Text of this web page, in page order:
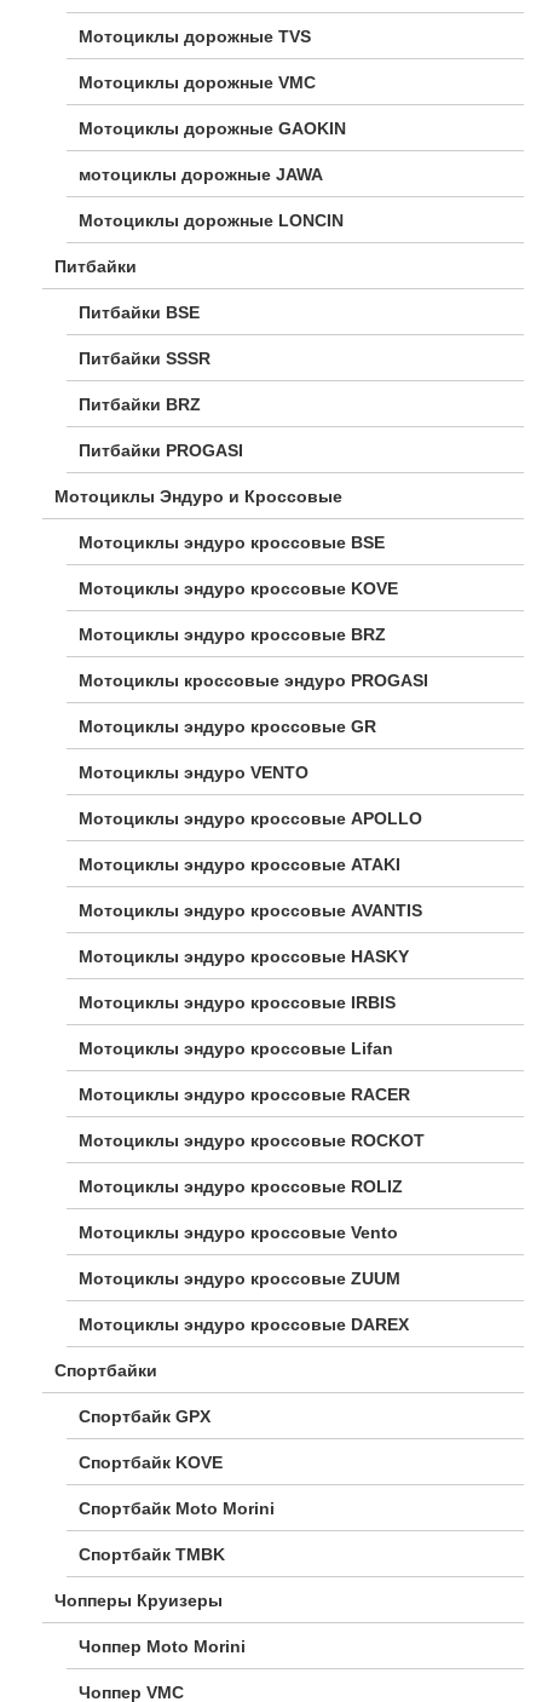
Мотоциклы дорожные TVS
Мотоциклы дорожные VMC
Мотоциклы дорожные GAOKIN
мотоциклы дорожные JAWA
Мотоциклы дорожные LONCIN
Питбайки
Питбайки BSE
Питбайки SSSR
Питбайки BRZ
Питбайки PROGASI
Мотоциклы Эндуро и Кроссовые
Мотоциклы эндуро кроссовые BSE
Мотоциклы эндуро кроссовые KOVE
Мотоциклы эндуро кроссовые BRZ
Мотоциклы кроссовые эндуро PROGASI
Мотоциклы эндуро кроссовые GR
Мотоциклы эндуро VENTO
Мотоциклы эндуро кроссовые APOLLO
Мотоциклы эндуро кроссовые ATAKI
Мотоциклы эндуро кроссовые AVANTIS
Мотоциклы эндуро кроссовые HASKY
Мотоциклы эндуро кроссовые IRBIS
Мотоциклы эндуро кроссовые Lifan
Мотоциклы эндуро кроссовые RACER
Мотоциклы эндуро кроссовые ROCKOT
Мотоциклы эндуро кроссовые ROLIZ
Мотоциклы эндуро кроссовые Vento
Мотоциклы эндуро кроссовые ZUUM
Мотоциклы эндуро кроссовые DAREX
Спортбайки
Спортбайк GPX
Спортбайк KOVE
Спортбайк Moto Morini
Спортбайк TMBK
Чопперы Круизеры
Чоппер Moto Morini
Чоппер VMC